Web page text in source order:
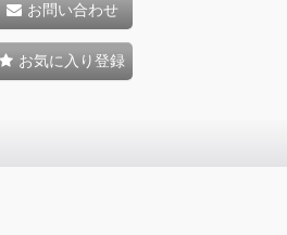
お問い合わせ
お気に入り登録